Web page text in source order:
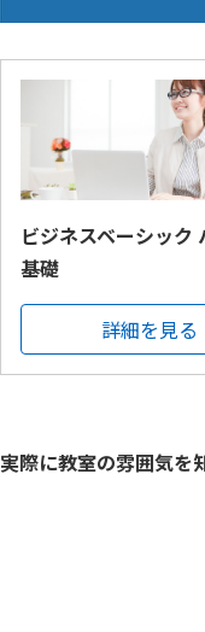
ビジネスベーシック
基礎
詳細を見る
実際に教室の雰囲気を